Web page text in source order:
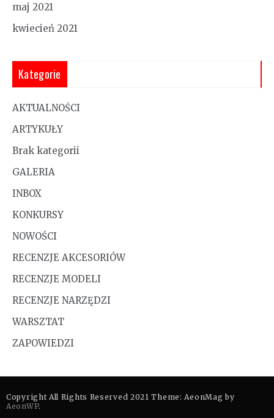
maj 2021
kwiecień 2021
Kategorie
AKTUALNOŚCI
ARTYKUŁY
Brak kategorii
GALERIA
INBOX
KONKURSY
NOWOŚCI
RECENZJE AKCESORIÓW
RECENZJE MODELI
RECENZJE NARZĘDZI
WARSZTAT
ZAPOWIEDZI
Copyright All Rights Reserved 2021 Theme: AeonMag by
AeonWP.